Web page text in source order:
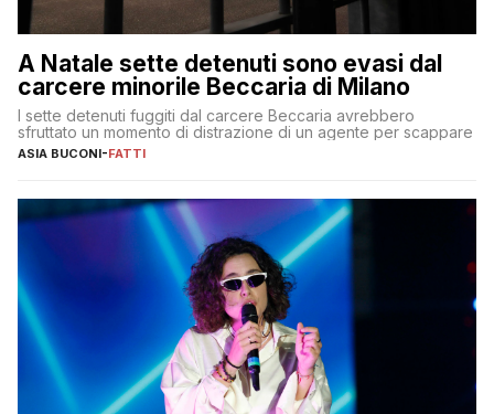
A Natale sette detenuti sono evasi dal
carcere minorile Beccaria di Milano
I sette detenuti fuggiti dal carcere Beccaria avrebbero
sfruttato un momento di distrazione di un agente per scappare
ASIA BUCONI-FATTI